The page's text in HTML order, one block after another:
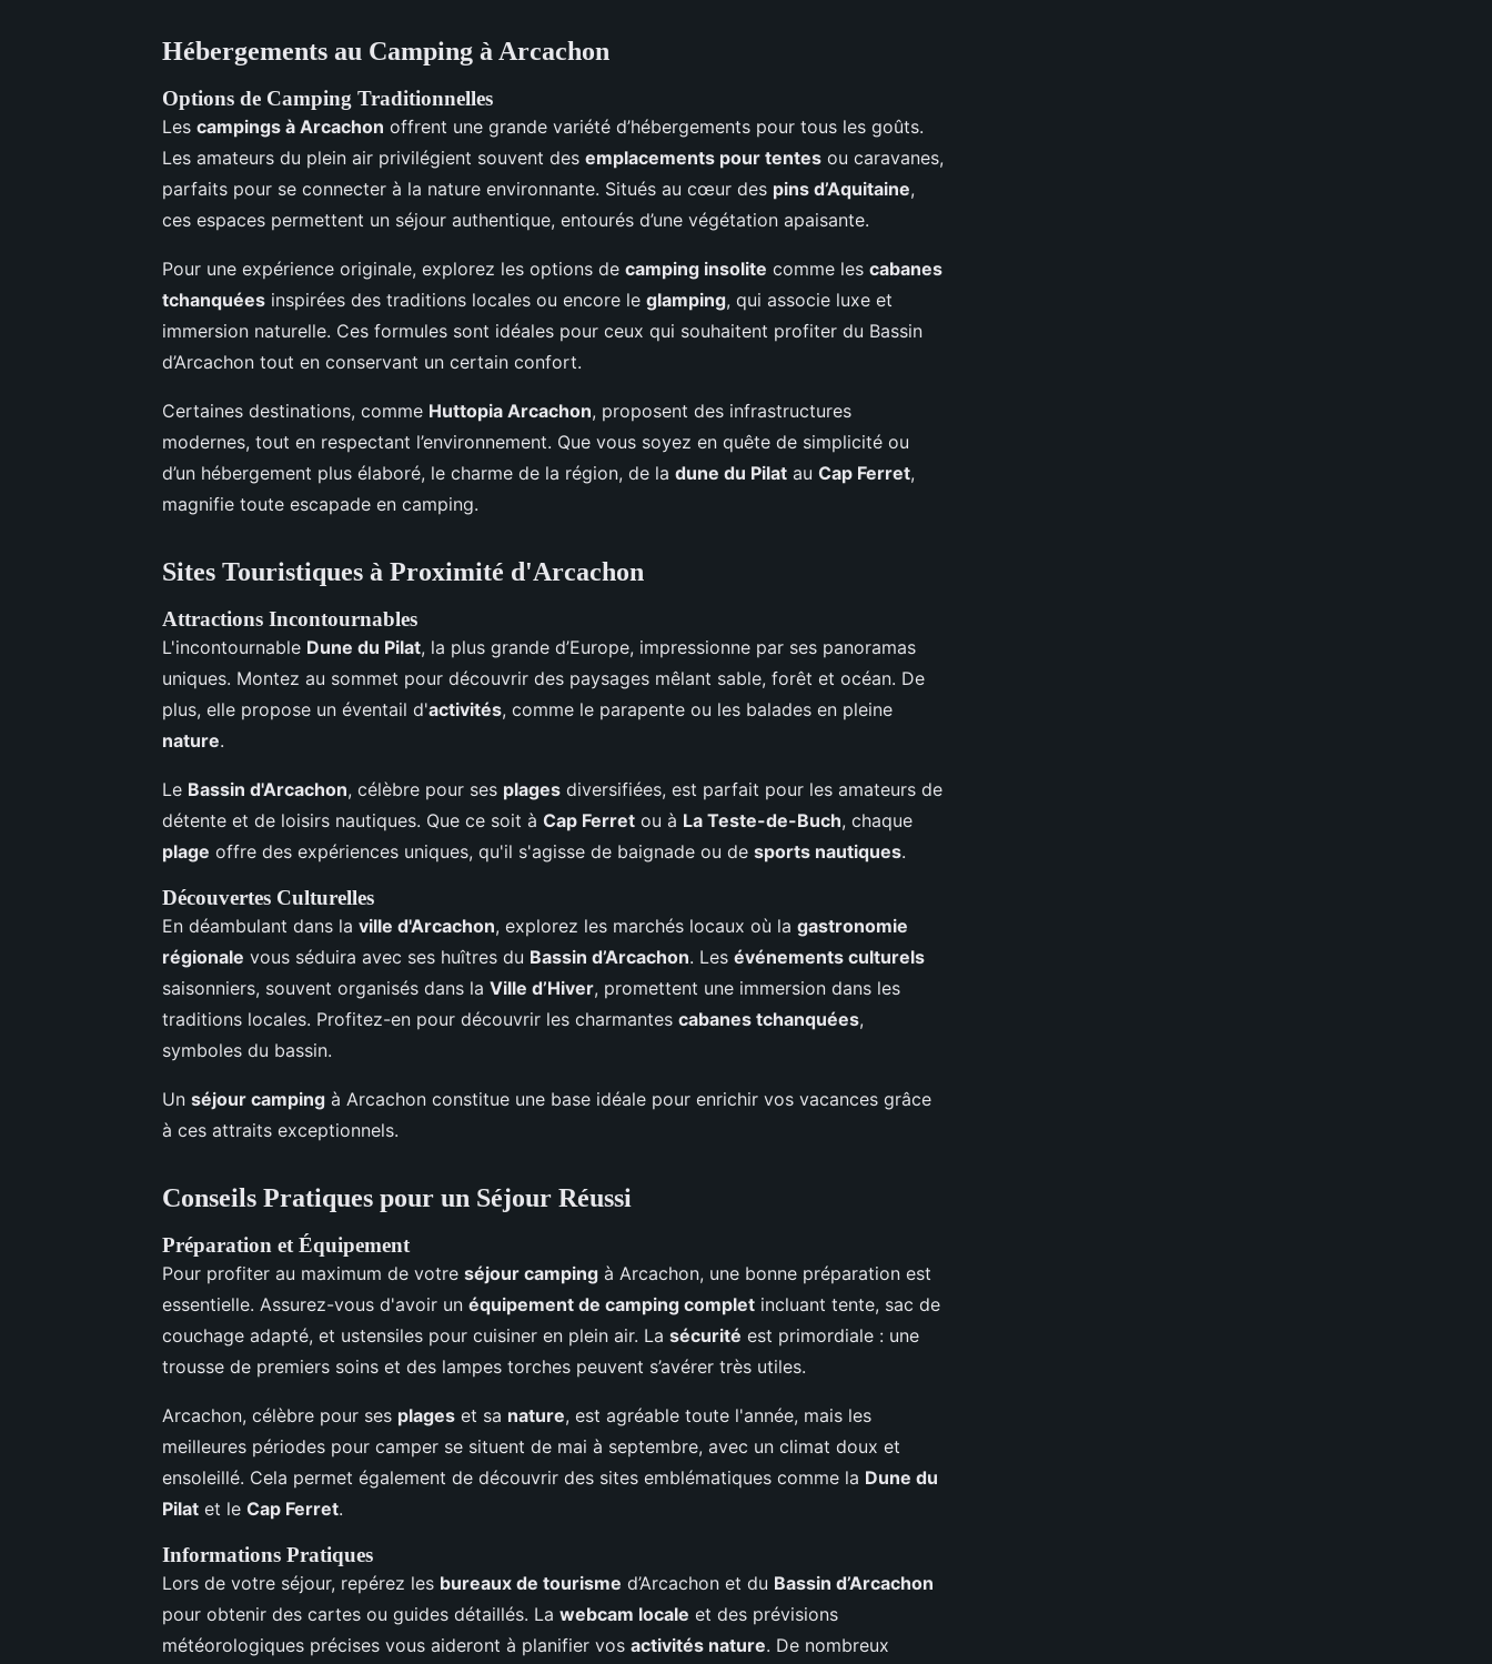
Hébergements au Camping à Arcachon
Options de Camping Traditionnelles
Les campings à Arcachon offrent une grande variété d’hébergements pour tous les goûts.
Les amateurs du plein air privilégient souvent des emplacements pour tentes ou caravanes,
parfaits pour se connecter à la nature environnante. Situés au cœur des pins d’Aquitaine,
ces espaces permettent un séjour authentique, entourés d’une végétation apaisante.
Pour une expérience originale, explorez les options de camping insolite comme les cabanes
tchanquées inspirées des traditions locales ou encore le glamping, qui associe luxe et
immersion naturelle. Ces formules sont idéales pour ceux qui souhaitent profiter du Bassin
d’Arcachon tout en conservant un certain confort.
Certaines destinations, comme Huttopia Arcachon, proposent des infrastructures
modernes, tout en respectant l’environnement. Que vous soyez en quête de simplicité ou
d’un hébergement plus élaboré, le charme de la région, de la dune du Pilat au Cap Ferret,
magnifie toute escapade en camping.
Sites Touristiques à Proximité d'Arcachon
Attractions Incontournables
L'incontournable Dune du Pilat, la plus grande d’Europe, impressionne par ses panoramas
uniques. Montez au sommet pour découvrir des paysages mêlant sable, forêt et océan. De
plus, elle propose un éventail d'activités, comme le parapente ou les balades en pleine
nature.
Le Bassin d'Arcachon, célèbre pour ses plages diversifiées, est parfait pour les amateurs de
détente et de loisirs nautiques. Que ce soit à Cap Ferret ou à La Teste-de-Buch, chaque
plage offre des expériences uniques, qu'il s'agisse de baignade ou de sports nautiques.
Découvertes Culturelles
En déambulant dans la ville d'Arcachon, explorez les marchés locaux où la gastronomie
régionale vous séduira avec ses huîtres du Bassin d’Arcachon. Les événements culturels
saisonniers, souvent organisés dans la Ville d’Hiver, promettent une immersion dans les
traditions locales. Profitez-en pour découvrir les charmantes cabanes tchanquées,
symboles du bassin.
Un séjour camping à Arcachon constitue une base idéale pour enrichir vos vacances grâce
à ces attraits exceptionnels.
Conseils Pratiques pour un Séjour Réussi
Préparation et Équipement
Pour profiter au maximum de votre séjour camping à Arcachon, une bonne préparation est
essentielle. Assurez-vous d'avoir un équipement de camping complet incluant tente, sac de
couchage adapté, et ustensiles pour cuisiner en plein air. La sécurité est primordiale : une
trousse de premiers soins et des lampes torches peuvent s’avérer très utiles.
Arcachon, célèbre pour ses plages et sa nature, est agréable toute l'année, mais les
meilleures périodes pour camper se situent de mai à septembre, avec un climat doux et
ensoleillé. Cela permet également de découvrir des sites emblématiques comme la Dune du
Pilat et le Cap Ferret.
Informations Pratiques
Lors de votre séjour, repérez les bureaux de tourisme d’Arcachon et du Bassin d’Arcachon
pour obtenir des cartes ou guides détaillés. La webcam locale et des prévisions
météorologiques précises vous aideront à planifier vos activités nature. De nombreux